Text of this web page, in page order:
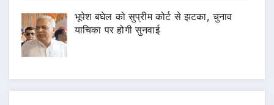
भूपेश बघेल को सुप्रीम कोर्ट से झटका, चुनाव
याचिका पर होगी सुनवाई